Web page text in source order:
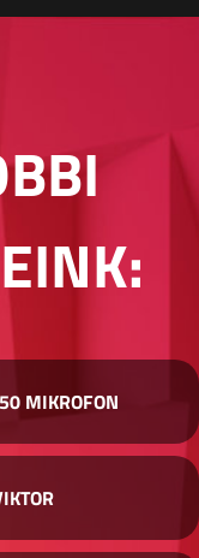
MIKROFON